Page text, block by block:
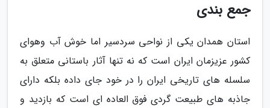
جمع بندی
استان همدان یکی از نواحی سردسیر اما خوش آب وهوای
کشور عزیزمان ایران است که نه تنها آثار باستانی متعلق به
سلسله های تاریخی ایران را در خود جای داده بلکه دارای
جاذبه های طبیعت گردی فوق العاده ای است که بازدید و